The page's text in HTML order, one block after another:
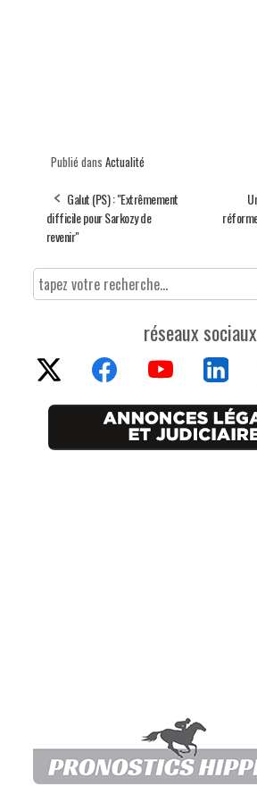
Publié dans Actualité
Galut (PS) : "Extrêmement
difficile pour Sarkozy de
revenir"
réseaux sociaux